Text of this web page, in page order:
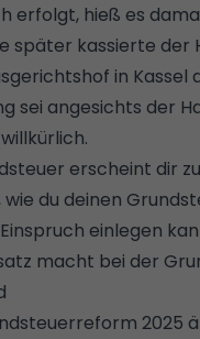
erfolgt, hieß es
später kassierte der
in Kassel
sei angesichts der
erscheint dir
du deinen
einlegen
macht bei der
2025